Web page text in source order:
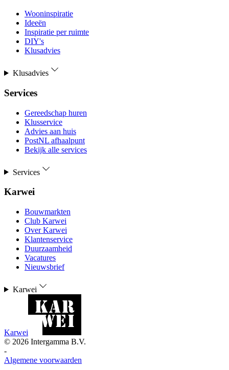
Wooninspiratie
Ideeën
Inspiratie per ruimte
DIY's
Klusadvies
Klusadvies
Services
Gereedschap huren
Klusservice
Advies aan huis
PostNL afhaalpunt
Bekijk alle services
Services
Karwei
Bouwmarkten
Club Karwei
Over Karwei
Klantenservice
Duurzaamheid
Vacatures
Nieuwsbrief
Karwei
Karwei
© 2026 Intergamma B.V.
-
Algemene voorwaarden